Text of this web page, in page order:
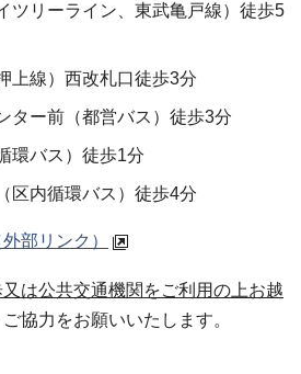
ツリーライン、東武亀戸線）徒歩5
上線）西改札口徒歩3分
ター前（都営バス）徒歩3分
環バス）徒歩1分
区内循環バス）徒歩4分
部リンク）
は公共交通機関をご利用の上お越
協力をお願いいたします。